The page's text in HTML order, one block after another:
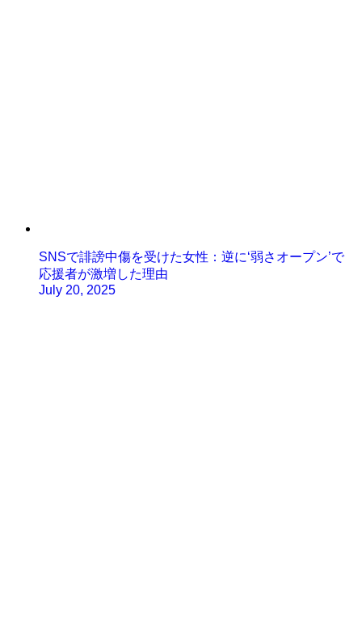
SNSで誹謗中傷を受けた女性：逆に‘弱さオープン’で
応援者が激増した理由
July 20, 2025